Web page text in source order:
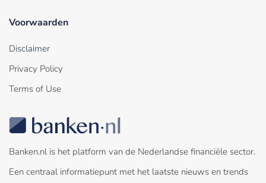
Voorwaarden
Disclaimer
Privacy Policy
Terms of Use
Banken.nl is het platform van de Nederlandse financiële sector.
Een centraal informatiepunt met het laatste nieuws en trends